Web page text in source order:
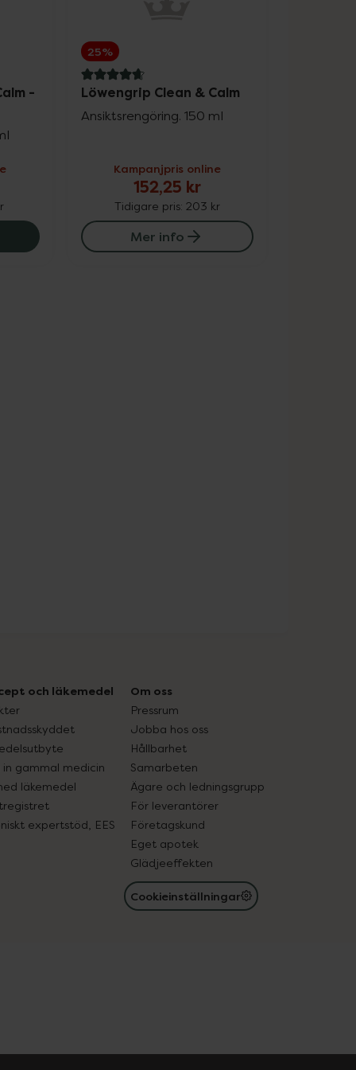
Mask, 183.75 kr.
-
Clean & Calm - Micellar Water, 126.75 kr.
25%
4.8 av 5 i omdöme
Löwengrip Clean & Calm
Ansiktsrengöring. 150 ml
Kampanjpris online
152,25 kr
Tidigare pris: 203 kr
Mer info
och läkemedel
in gammal medicin
läkemedel
expertstöd, EES
Om oss
Pressrum
Jobba hos oss
Hållbarhet
Samarbeten
Ägare och ledningsgrupp
För leverantörer
Företagskund
Eget apotek
Glädjeeffekten
Cookieinställningar